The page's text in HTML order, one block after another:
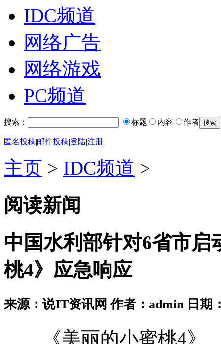
IDC频道
网络广告
网络游戏
PC频道
搜索： 标题 内容 作者
匿名投稿|邮件投稿|登陆|注册
主页 > IDC频道 >
阅读新闻
中国水利部针对6省市
桃4》应急响应
来源：说IT资讯网 作者：admin 日期
《美丽的小蜜桃4》_